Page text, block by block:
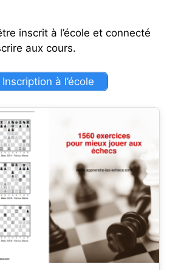
inscrit à l’école et connecté
aux cours.
Inscription à l’école